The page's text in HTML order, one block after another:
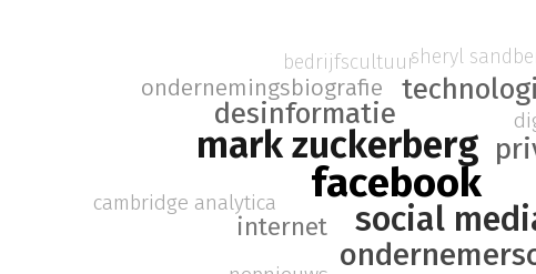
facebook
mark zuckerberg
social
desinformatie
internet
ondernemingsbiografie
cambridge analytica
bedrijfscultuursheryl